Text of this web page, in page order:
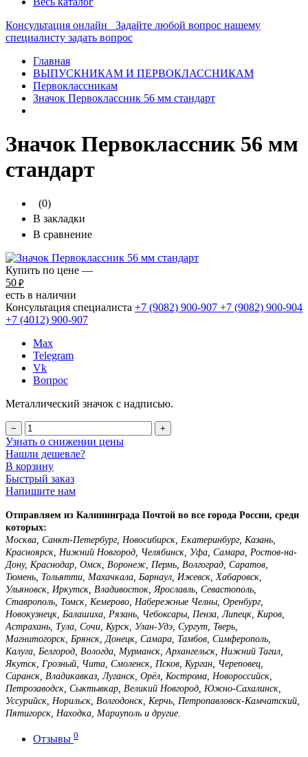
Консультация онлайн
Задайте любой вопрос нашему
специалисту задать вопрос
Главная
ВЫПУСКНИКАМ И ПЕРВОКЛАССНИКАМ
Первоклассникам
Значок Первоклассник 56 мм стандарт
Значок Первоклассник 56 мм
стандарт
(0)
В закладки
В сравнение
Купить по цене —
50 ₽
есть в наличии
Консультация специалиста +7 (9082) 900-907 +7 (9082) 900-904
+7 (4012) 900-907
Max
Telegram
Vk
Вопрос
Металлический значок с надписью.
− +
Узнать о снижении цены
Нашли дешевле?
В корзину
Быстрый заказ
Напишите нам
Отправляем из Калининграда Почтой во все города России, среди
которых:
Москва, Санкт-Петербург, Новосибирск, Екатеринбург, Казань,
Красноярск, Нижний Новгород, Челябинск, Уфа, Самара, Ростов-на-
Дону, Краснодар, Омск, Воронеж, Пермь, Волгоград, Саратов,
Тюмень, Тольятти, Махачкала, Барнаул, Ижевск, Хабаровск,
Ульяновск, Иркутск, Владивосток, Ярославль, Севастополь,
Ставрополь, Томск, Кемерово, Набережные Челны, Оренбург,
Новокузнецк, Балашиха, Рязань, Чебоксары, Пенза, Липецк, Киров,
Астрахань, Тула, Сочи, Курск, Улан-Удэ, Сургут, Тверь,
Магнитогорск, Брянск, Донецк, Самара, Тамбов, Симферополь,
Калуга, Белгород, Вологда, Мурманск, Архангельск, Нижний Тагил,
Якутск, Грозный, Чита, Смоленск, Псков, Курган, Череповец,
Саранск, Владикавказ, Луганск, Орёл, Кострома, Новороссийск,
Петрозаводск, Сыктывкар, Великий Новгород, Южно-Сахалинск,
Уссурийск, Норильск, Волгодонск, Керчь, Петропавловск-Камчатский,
Пятигорск, Находка, Мариуполь и другие.
Отзывы 0